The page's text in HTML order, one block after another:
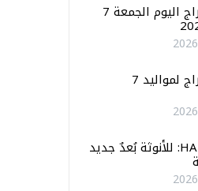
توقعـات الأبراج اليوم الجمعة 7
توقعـات الأبراج لمواليد 7
HAMPTON XS: للأنوثة بُعدٌ جديد